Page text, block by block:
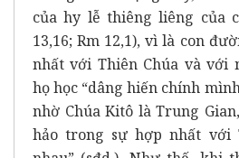
của hy lễ thiêng liêng của
13,16; Rm 12,1), vì là con
nhất với Thiên Chúa và với
họ học “dâng hiến chính
nhờ Chúa Kitô là Trung
hảo trong sự hợp nhất với